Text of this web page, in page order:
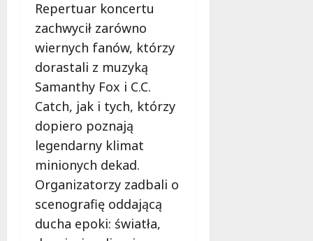
Repertuar koncertu
zachwycił zarówno
wiernych fanów, którzy
dorastali z muzyką
Samanthy Fox i C.C.
Catch, jak i tych, którzy
dopiero poznają
legendarny klimat
minionych dekad.
Organizatorzy zadbali o
scenografię oddającą
ducha epoki: światła,